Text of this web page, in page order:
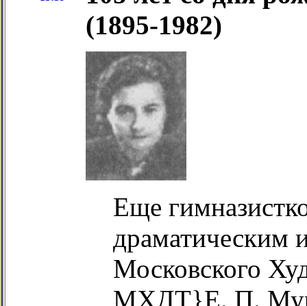
(1895-1982)
Еще
драматическим
Московского
МХДТ}Е. П.